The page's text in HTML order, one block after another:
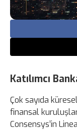
Katılımcı
Çok sayıda
finansal
Consensys’in